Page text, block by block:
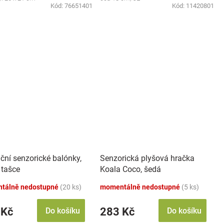
Kód: 76651401
Kód: 11420801
senzorické balónky,
nedostupné (20 ks)
Do košíku
Senzorická plyšová hračka
Koala Coco, šedá
momentálně nedostupné (5 ks)
283 Kč Do košíku